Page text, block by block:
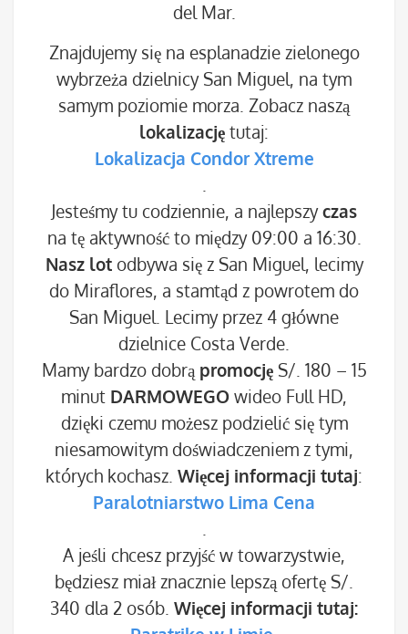
del Mar.
Znajdujemy się na esplanadzie zielonego
wybrzeża dzielnicy San Miguel, na tym
samym poziomie morza. Zobacz naszą
lokalizację tutaj:
Lokalizacja Condor Xtreme
Jesteśmy tu codziennie, a najlepszyczas
na tę aktywność to między 09:00 a 16:30.
Nasz lotodbywa się z San Miguel, lecimy
do Miraflores, a stamtąd z powrotem do
San Miguel. Lecimy przez 4 główne
dzielnice Costa Verde.
Mamy bardzo dobrą promocjęS/. 180 – 15
minut DARMOWEGO wideo Full HD,
dzięki czemu możesz podzielić się tym
niesamowitym doświadczeniem z tymi,
których kochasz. Więcej informacji tutaj:
Paralotniarstwo Lima Cena
A jeśli chcesz przyjść w towarzystwie,
będziesz miał znacznie lepszą ofertę S/.
340 dla 2 osób. Więcej informacji tutaj: